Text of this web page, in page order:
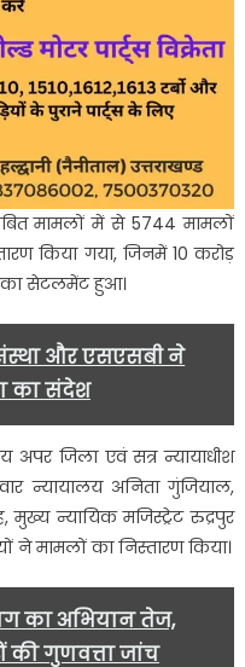
मामलों में से 5744 मामलों
किया गया, जिनमें 10 करोड़
का सेटलमेंट हुआ।
और एसएसबी ने
का संदेश
अपर जिला एवं सत्र न्यायाधीश
न्यायालय अनिता गुंजियाल,
न्यायिक मजिस्ट्रेट रुद्रपुर
ने मामलों का निस्तारण किया।
का अभियान तेज,
की गुणवत्ता जांच